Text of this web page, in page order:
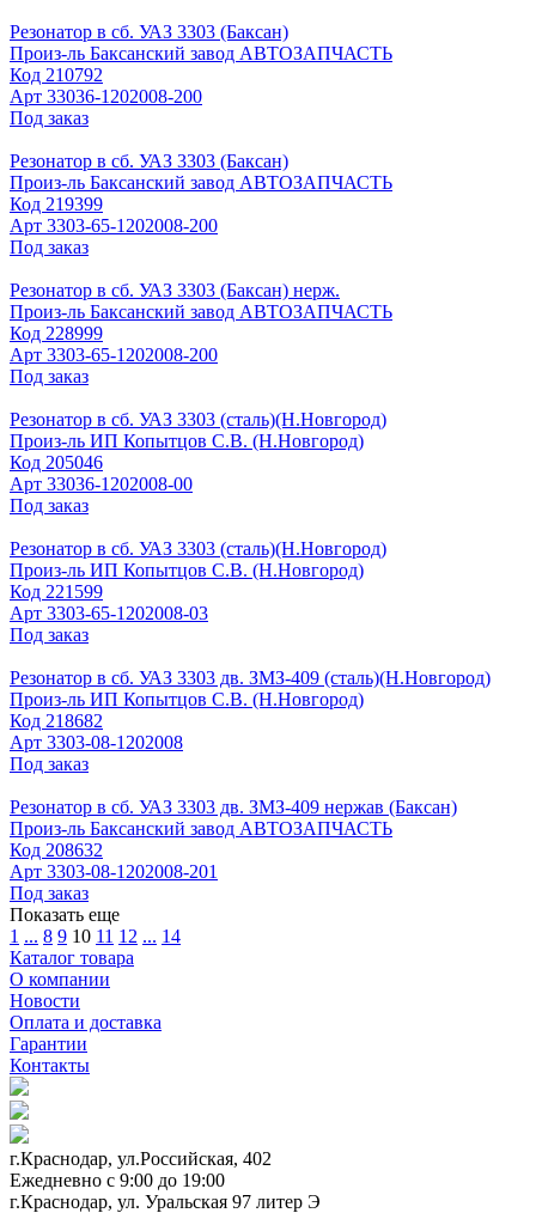
Резонатор в сб. УАЗ 3303 (Баксан)
Произ-ль Баксанский завод АВТОЗАПЧАСТЬ
Код 210792
Арт 33036-1202008-200
Под заказ
Резонатор в сб. УАЗ 3303 (Баксан)
Произ-ль Баксанский завод АВТОЗАПЧАСТЬ
Код 219399
Арт 3303-65-1202008-200
Под заказ
Резонатор в сб. УАЗ 3303 (Баксан) нерж.
Произ-ль Баксанский завод АВТОЗАПЧАСТЬ
Код 228999
Арт 3303-65-1202008-200
Под заказ
Резонатор в сб. УАЗ 3303 (сталь)(Н.Новгород)
Произ-ль ИП Копытцов С.В. (Н.Новгород)
Код 205046
Арт 33036-1202008-00
Под заказ
Резонатор в сб. УАЗ 3303 (сталь)(Н.Новгород)
Произ-ль ИП Копытцов С.В. (Н.Новгород)
Код 221599
Арт 3303-65-1202008-03
Под заказ
Резонатор в сб. УАЗ 3303 дв. ЗМЗ-409 (сталь)(Н.Новгород)
Произ-ль ИП Копытцов С.В. (Н.Новгород)
Код 218682
Арт 3303-08-1202008
Под заказ
Резонатор в сб. УАЗ 3303 дв. ЗМЗ-409 нержав (Баксан)
Произ-ль Баксанский завод АВТОЗАПЧАСТЬ
Код 208632
Арт 3303-08-1202008-201
Под заказ
Показать еще
1 ... 8 9 10 11 12 ... 14
Каталог товара
О компании
Новости
Оплата и доставка
Гарантии
Контакты
г.Краснодар, ул.Российская, 402
Ежедневно c 9:00 до 19:00
г.Краснодар, ул. Уральская 97 литер Э